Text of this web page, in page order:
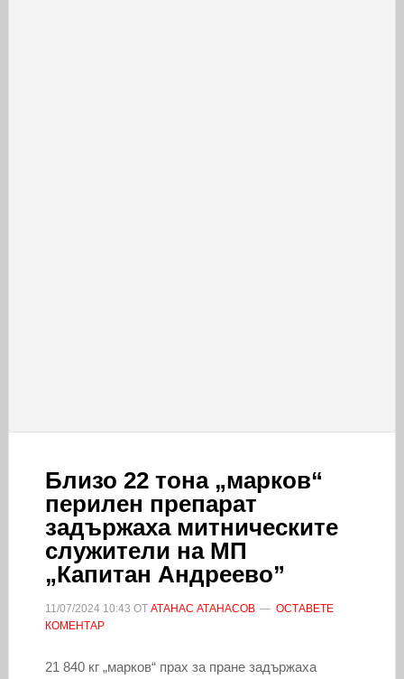
Близо 22 тона „марков“
перилен препарат
задържаха митническите
служители на МП
„Капитан Андреево”
11/07/2024 10:43 ОТ АТАНАС АТАНАСОВ
ОСТАВЕТЕ
КОМЕНТАР
21 840 кг „марков“ прах за пране задържаха